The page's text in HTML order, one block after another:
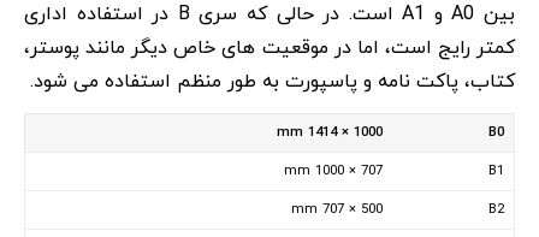
بین A0 و A1 است. در حالی که سری B در استفاده اداری
کمتر رایج است، اما در موقعیت های خاص دیگر مانند پوستر،
کتاب، پاکت نامه و پاسپورت به طور منظم استفاده می شود.
B0
1000 × 1414 mm
B1
707 × 1000 mm
B2
500 × 707 mm